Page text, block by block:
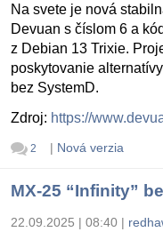
Na svete je nová
Devuan s číslom 6 a
z Debian 13 Trixie.
poskytovanie
bez SystemD.
Zdroj: https://
2 | Nová verzia
MX-25 “Infinity”
22.09.2025 | 08:40 |